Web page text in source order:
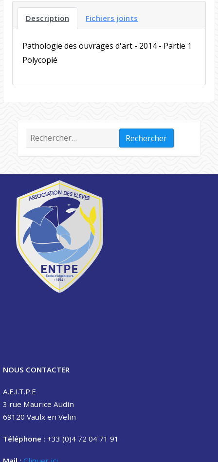
Description Fichiers joints
Pathologie des ouvrages d'art - 2014 - Partie 1
Polycopié
Rechercher :
NOUS CONTACTER
A.E.I.T.P.E
3 rue Maurice Audin
69120 Vaulx en Velin
Téléphone : +33 (0)4 72 04 71 91